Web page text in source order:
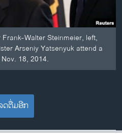
Walter Steinmeier, left,
Arseniy Yatsenyuk attend a
18, 2014.
ດຕື່ມອີກ